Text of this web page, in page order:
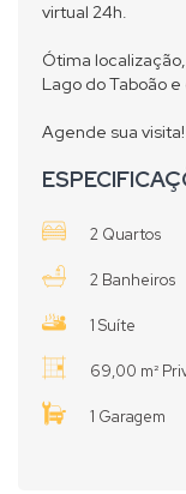
virtual 24h.
Ótima
Lago do Taboão
Agende sua visita!
2 Quartos
2 Banheiros
1 Suíte
69,00 m²
1 Garagem